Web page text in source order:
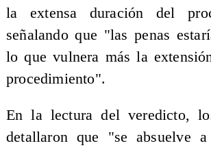
la extensa duración del
señalando que "las penas
lo que vulnera más la
procedimiento".
En la lectura del veredicto,
detallaron que "se absuelve a